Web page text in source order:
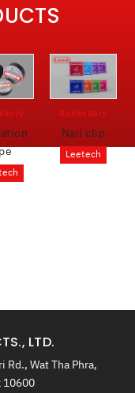
Accessory
Nail clip
Leetech
LTD.
Wat Tha Phra,
10600